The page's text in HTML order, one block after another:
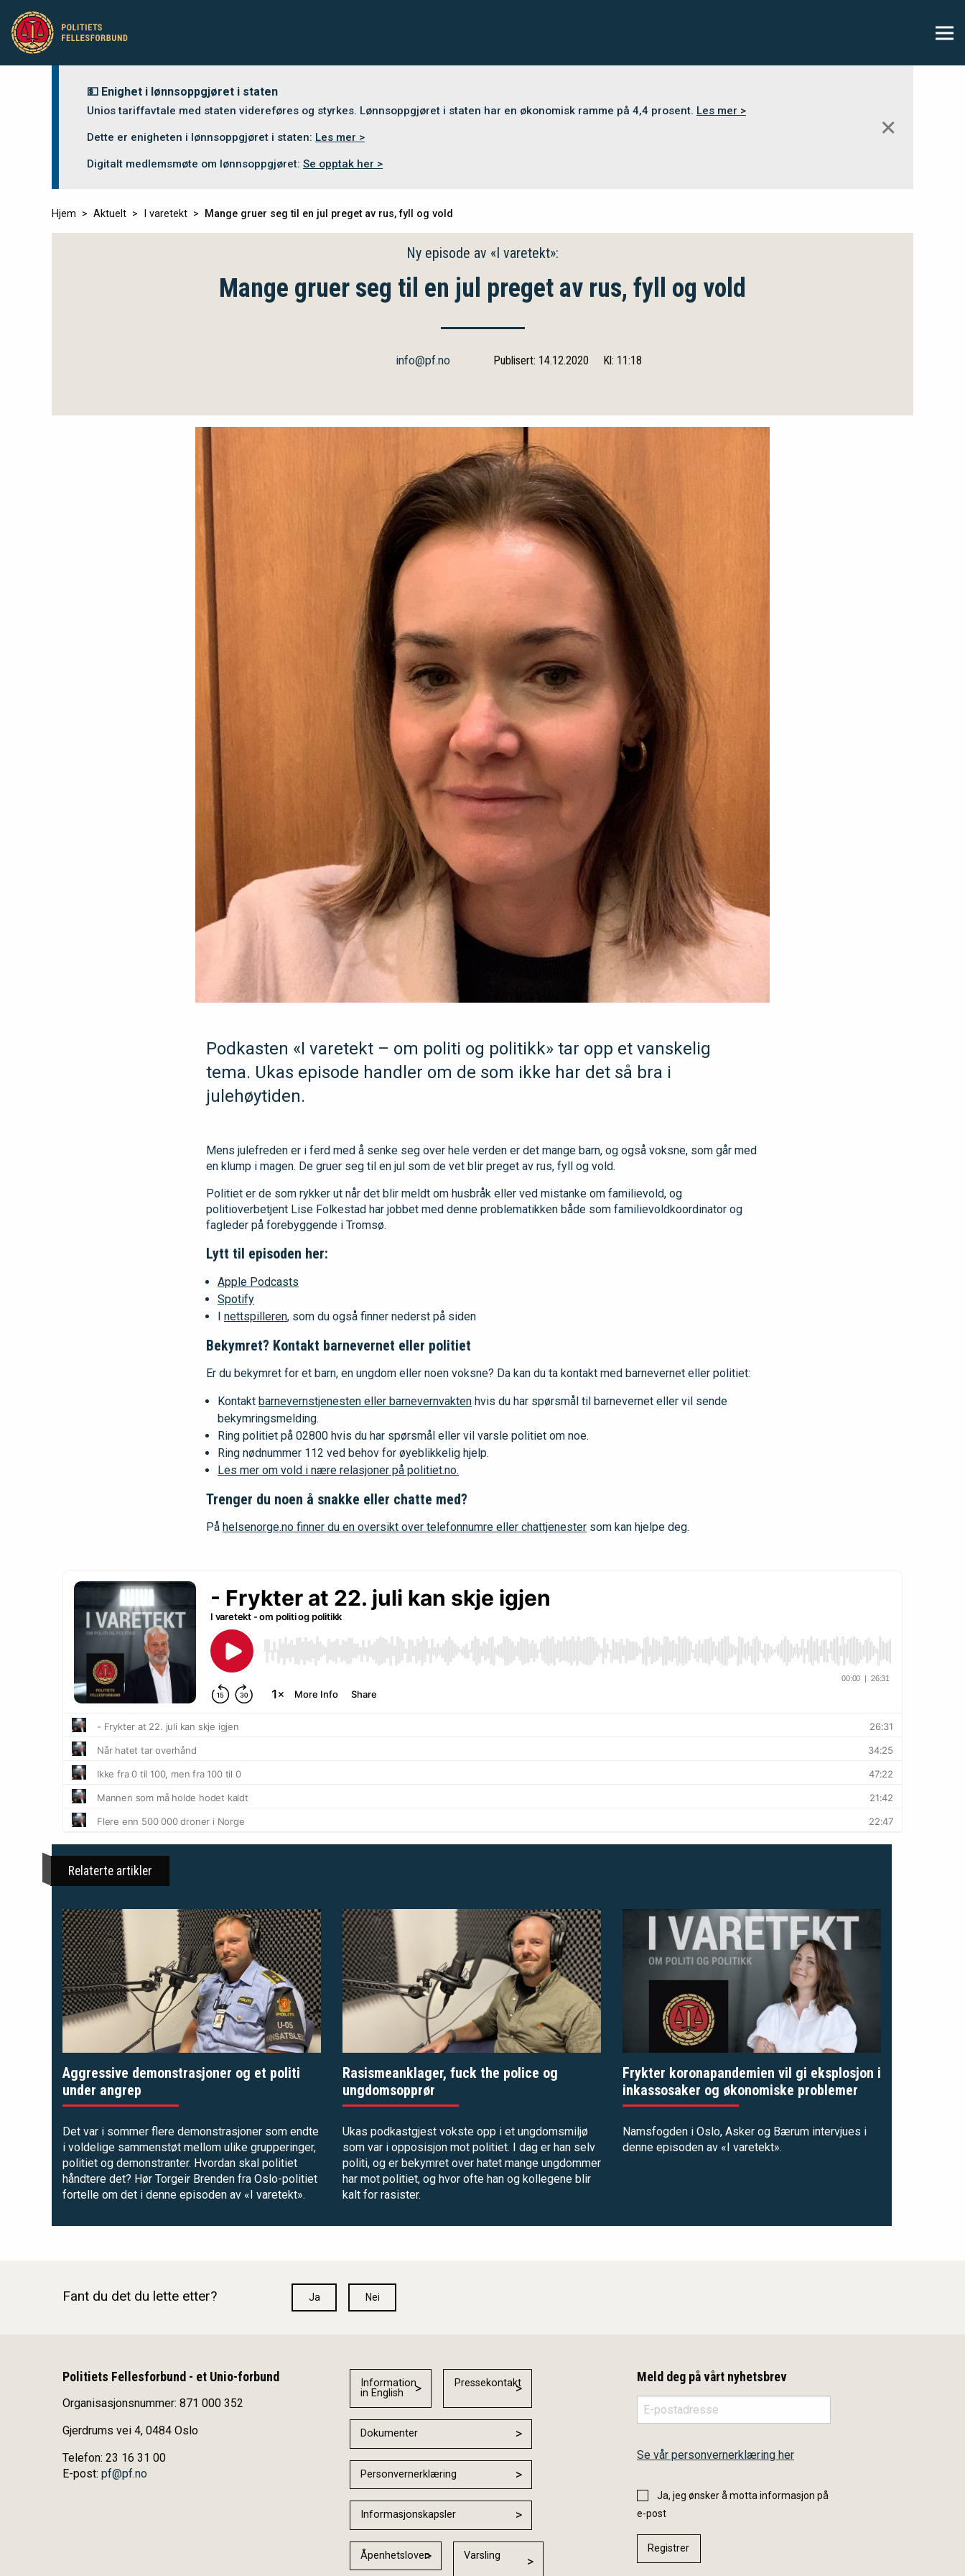
💵 Enighet i lønnsoppgjøret i staten
Unios tariffavtale med staten videreføres og styrkes. Lønnsoppgjøret i staten har en økonomisk ramme på 4,4 prosent. Les mer >
Dette er enigheten i lønnsoppgjøret i staten: Les mer >
Digitalt medlemsmøte om lønnsoppgjøret: Se opptak her >
✕
Hjem Aktuelt I varetekt Mange gruer seg til en jul preget av rus, fyll og vold
Ny episode av «I varetekt»:
Mange gruer seg til en jul preget av rus, fyll og vold
info@pf.no Publisert: 14.12.2020 Kl: 11:18
Podkasten «I varetekt – om politi og politikk» tar opp et vanskelig
tema. Ukas episode handler om de som ikke har det så bra i
julehøytiden.
Mens julefreden er i ferd med å senke seg over hele verden er det mange barn, og også voksne, som går med
en klump i magen. De gruer seg til en jul som de vet blir preget av rus, fyll og vold.
Politiet er de som rykker ut når det blir meldt om husbråk eller ved mistanke om familievold, og
politioverbetjent Lise Folkestad har jobbet med denne problematikken både som familievoldkoordinator og
fagleder på forebyggende i Tromsø.
Lytt til episoden her:
Apple Podcasts
Spotify
I nettspilleren, som du også finner nederst på siden
Bekymret? Kontakt barnevernet eller politiet
Er du bekymret for et barn, en ungdom eller noen voksne? Da kan du ta kontakt med barnevernet eller politiet:
Kontakt barnevernstjenesten eller barnevernvakten hvis du har spørsmål til barnevernet eller vil sende
bekymringsmelding.
Ring politiet på 02800 hvis du har spørsmål eller vil varsle politiet om noe.
Ring nødnummer 112 ved behov for øyeblikkelig hjelp.
Les mer om vold i nære relasjoner på politiet.no.
Trenger du noen å snakke eller chatte med?
På helsenorge.no finner du en oversikt over telefonnumre eller chattjenester som kan hjelpe deg.
Relaterte artikler
Aggressive demonstrasjoner og et politi
under angrep
Det var i sommer flere demonstrasjoner som endte
i voldelige sammenstøt mellom ulike grupperinger,
politiet og demonstranter. Hvordan skal politiet
håndtere det? Hør Torgeir Brenden fra Oslo-politiet
fortelle om det i denne episoden av «I varetekt».
Rasismeanklager, fuck the police og
ungdomsopprør
Ukas podkastgjest vokste opp i et ungdomsmiljø
som var i opposisjon mot politiet. I dag er han selv
politi, og er bekymret over hatet mange ungdommer
har mot politiet, og hvor ofte han og kollegene blir
kalt for rasister.
Frykter koronapandemien vil gi eksplosjon i
inkassosaker og økonomiske problemer
Namsfogden i Oslo, Asker og Bærum intervjues i
denne episoden av «I varetekt».
Fant du det du lette etter? Ja Nei
Politiets Fellesforbund - et Unio-forbund
Organisasjonsnummer: 871 000 352
Gjerdrums vei 4, 0484 Oslo
Telefon: 23 16 31 00
E-post: pf@pf.no
Information
in English
Pressekontakt
Dokumenter
Personvernerklæring
Informasjonskapsler
Åpenhetsloven Varsling
Meld deg på vårt nyhetsbrev
Se vår personvernerklæring her
Ja, jeg ønsker å motta informasjon på
e-post